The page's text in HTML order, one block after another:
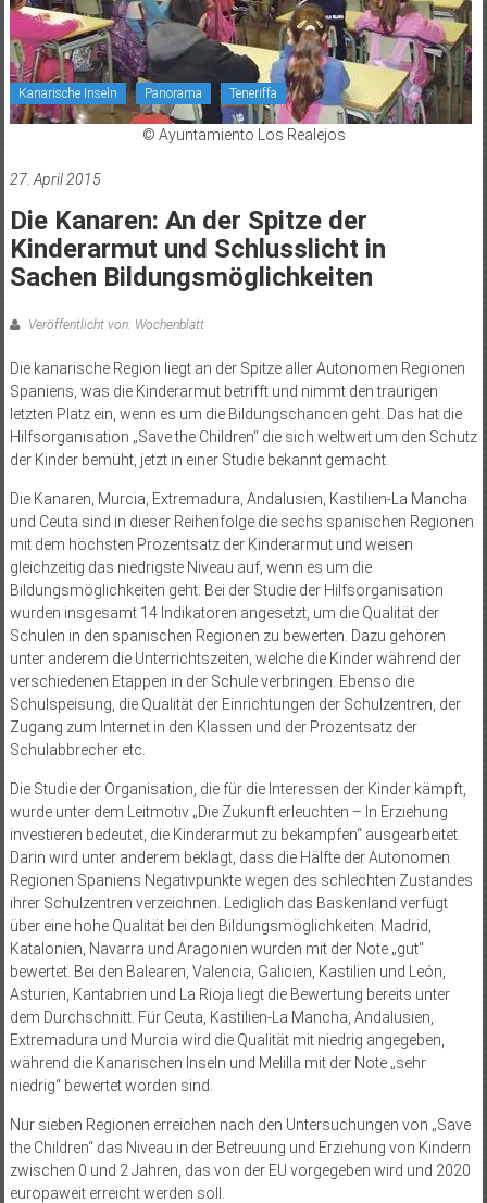
Kanarische Inseln Panorama Teneriffa
© Ayuntamiento Los Realejos
27. April 2015
Die Kanaren: An der Spitze der
Kinderarmut und Schlusslicht in
Sachen Bildungsmöglichkeiten
Veröffentlicht von: Wochenblatt
Die kanarische Region liegt an der Spitze aller Autonomen Regionen
Spaniens, was die Kinderarmut betrifft und nimmt den traurigen
letzten Platz ein, wenn es um die Bildungschancen geht. Das hat die
Hilfsorganisation „Save the Children“ die sich weltweit um den Schutz
der Kinder bemüht, jetzt in einer Studie bekannt gemacht.
Die Kanaren, Murcia, Extremadura, Andalusien, Kastilien-La Mancha
und Ceuta sind in dieser Reihenfolge die sechs spanischen Regionen
mit dem höchsten Prozentsatz der Kinderarmut und weisen
gleichzeitig das niedrigste Niveau auf, wenn es um die
Bildungsmöglichkeiten geht. Bei der Studie der Hilfsorganisation
wurden insgesamt 14 Indikatoren angesetzt, um die Qualität der
Schulen in den spanischen Regionen zu bewerten. Dazu gehören
unter anderem die Unterrichtszeiten, welche die Kinder während der
verschiedenen Etappen in der Schule verbringen. Ebenso die
Schulspeisung, die Qualität der Einrichtungen der Schulzentren, der
Zugang zum Internet in den Klassen und der Prozentsatz der
Schulabbrecher etc.
Die Studie der Organisation, die für die Interessen der Kinder kämpft,
wurde unter dem Leitmotiv „Die Zukunft erleuchten – In Erziehung
investieren bedeutet, die Kinderarmut zu bekämpfen“ ausgearbeitet.
Darin wird unter anderem beklagt, dass die Hälfte der Autonomen
Regionen Spaniens Negativpunkte wegen des schlechten Zustandes
ihrer Schulzentren verzeichnen. Lediglich das Baskenland verfügt
über eine hohe Qualität bei den Bildungsmöglichkeiten. Madrid,
Katalonien, Navarra und Aragonien wurden mit der Note „gut“
bewertet. Bei den Balearen, Valencia, Galicien, Kastilien und León,
Asturien, Kantabrien und La Rioja liegt die Bewertung bereits unter
dem Durchschnitt. Für Ceuta, Kastilien-La Mancha, Andalusien,
Extremadura und Murcia wird die Qualität mit niedrig angegeben,
während die Kanarischen Inseln und Melilla mit der Note „sehr
niedrig“ bewertet worden sind.
Nur sieben Regionen erreichen nach den Untersuchungen von „Save
the Children“ das Niveau in der Betreuung und Erziehung von Kindern
zwischen 0 und 2 Jahren, das von der EU vorgegeben wird und 2020
europaweit erreicht werden soll.